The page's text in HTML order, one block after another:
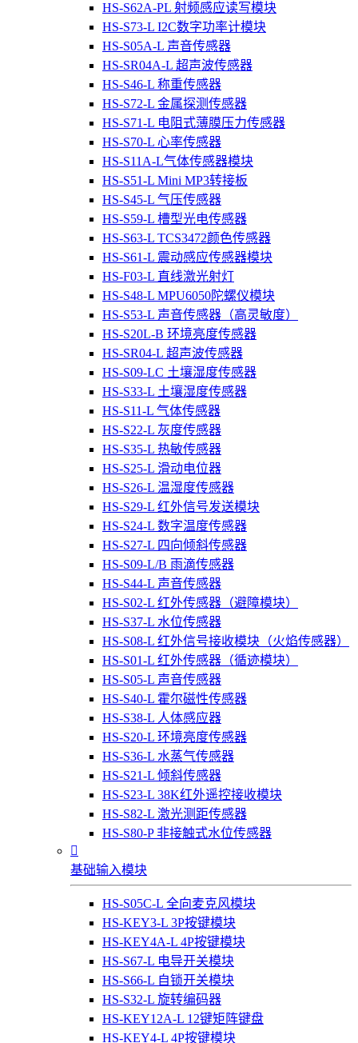
HS-S62A-PL 射频感应读写模块
HS-S73-L I2C数字功率计模块
HS-S05A-L 声音传感器
HS-SR04A-L 超声波传感器
HS-S46-L 称重传感器
HS-S72-L 金属探测传感器
HS-S71-L 电阻式薄膜压力传感器
HS-S70-L 心率传感器
HS-S11A-L气体传感器模块
HS-S51-L Mini MP3转接板
HS-S45-L 气压传感器
HS-S59-L 槽型光电传感器
HS-S63-L TCS3472颜色传感器
HS-S61-L 震动感应传感器模块
HS-F03-L 直线激光射灯
HS-S48-L MPU6050陀螺仪模块
HS-S53-L 声音传感器（高灵敏度）
HS-S20L-B 环境亮度传感器
HS-SR04-L 超声波传感器
HS-S09-LC 土壤湿度传感器
HS-S33-L 土壤湿度传感器
HS-S11-L 气体传感器
HS-S22-L 灰度传感器
HS-S35-L 热敏传感器
HS-S25-L 滑动电位器
HS-S26-L 温湿度传感器
HS-S29-L 红外信号发送模块
HS-S24-L 数字温度传感器
HS-S27-L 四向倾斜传感器
HS-S09-L/B 雨滴传感器
HS-S44-L 声音传感器
HS-S02-L 红外传感器（避障模块）
HS-S37-L 水位传感器
HS-S08-L 红外信号接收模块（火焰传感器）
HS-S01-L 红外传感器（循迹模块）
HS-S05-L 声音传感器
HS-S40-L 霍尔磁性传感器
HS-S38-L 人体感应器
HS-S20-L 环境亮度传感器
HS-S36-L 水蒸气传感器
HS-S21-L 倾斜传感器
HS-S23-L 38K红外遥控接收模块
HS-S82-L 激光测距传感器
HS-S80-P 非接触式水位传感器

基础输入模块
HS-S05C-L 全向麦克风模块
HS-KEY3-L 3P按键模块
HS-KEY4A-L 4P按键模块
HS-S67-L 电导开关模块
HS-S66-L 自锁开关模块
HS-S32-L 旋转编码器
HS-KEY12A-L 12键矩阵键盘
HS-KEY4-L 4P按键模块